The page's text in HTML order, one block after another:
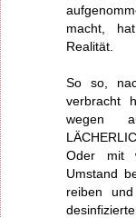
macht,
Realität.
So so,
verbracht
wegen
Oder mit
Umstand
reiben